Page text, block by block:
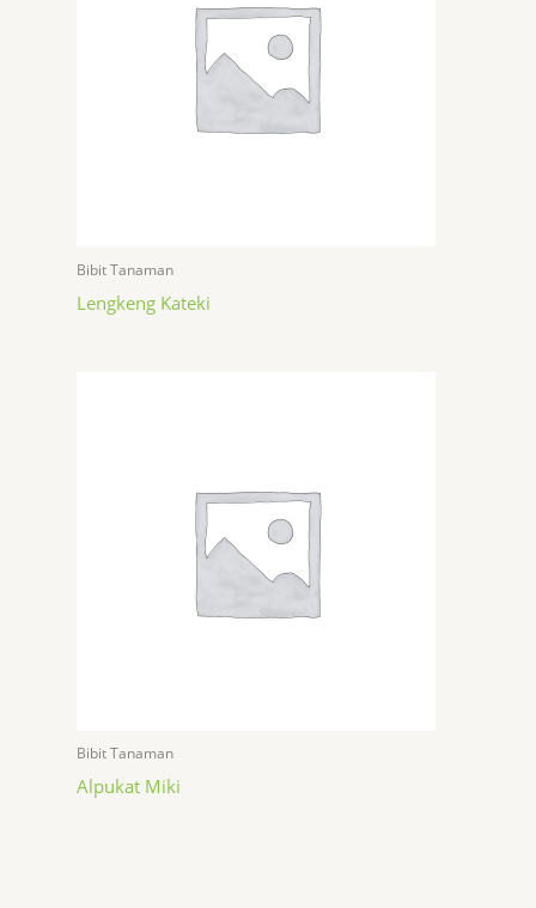
Bibit Tanaman
Lengkeng Kateki
Bibit Tanaman
Alpukat Miki